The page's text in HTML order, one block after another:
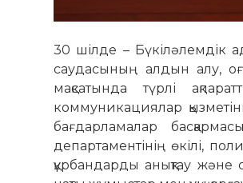
30 шілде – Бүкіләлемдік
саудасының алдын алу,
мақсатында түрлі
коммуникациялар
бағдарламалар
департаментінің өкілі,
құрбандарды анықтау және